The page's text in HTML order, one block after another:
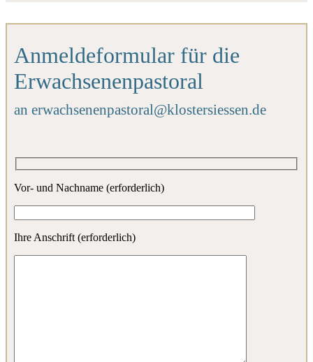
Anmeldeformular für die
Erwachsenenpastoral
an erwachsenenpastoral@klostersiessen.de
Vor- und Nachname (erforderlich)
Ihre Anschrift (erforderlich)